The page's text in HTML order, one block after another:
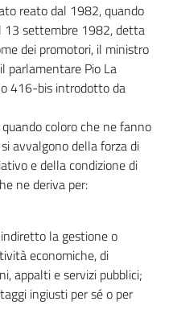
reato dal 1982, quando
13 settembre 1982, detta
dei promotori, il ministro
parlamentare Pio La
416-bis introdotto da
coloro che ne fanno
avvalgono della forza di
e della condizione di
ne deriva per:
la gestione o
economiche, di
appalti e servizi pubblici;
ingiusti per sé o per